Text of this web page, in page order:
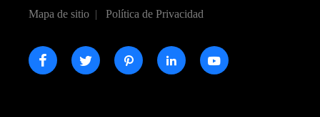
Mapa de sitio | Política de Privacidad
    